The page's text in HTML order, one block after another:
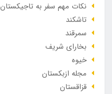
نکات مهم سفر به تاجیکستان
تاشکند
سمرقند
بخارای شریف
خیوه
مجله ازبکستان
قزاقستان